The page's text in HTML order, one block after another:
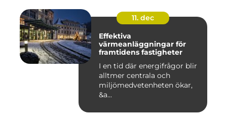
11. dec
Effektiva
värmeanläggningar för
framtidens fastigheter
I en tid där energifrågor blir
alltmer centrala och
miljömedvetenheten ökar,
&a...